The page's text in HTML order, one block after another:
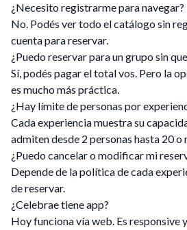
¿Necesito registrarme para navegar?
No. Podés ver todo el catálogo sin
cuenta para reservar.
¿Puedo reservar para un grupo sin
Sí, podés pagar el total vos. Pero la
es mucho más práctica.
¿Hay límite de personas por
Cada experiencia muestra su
admiten desde 2 personas hasta 20 o
¿Puedo cancelar o modificar mi
Depende de la política de cada
de reservar.
¿Celebrae tiene app?
Hoy funciona vía web. Es responsive